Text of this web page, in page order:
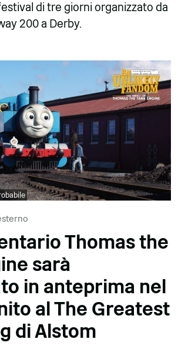
di tre giorni organizzato da
200 a Derby.
Thomas the
sarà
in anteprima nel
al The Greatest
di Alstom